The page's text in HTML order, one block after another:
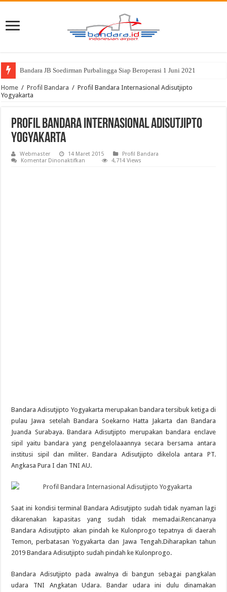
Bandara JB Soedirman Purbalingga Siap Beroperasi 1 Juni 2021
Home / Profil Bandara / Profil Bandara Internasional Adisutjipto
Yogyakarta
Profil Bandara Internasional Adisutjipto
Yogyakarta
Webmaster 14 Maret 2015
Profil Bandara
Komentar Dinonaktifkan
4,714 Views
Bandara Adisutjipto Yogyakarta merupakan bandara tersibuk ketiga di
pulau Jawa setelah Bandara Soekarno Hatta Jakarta dan Bandara
Juanda Surabaya. Bandara Adisutjipto merupakan bandara enclave
sipil yaitu bandara yang pengelolaaannya secara bersama antara
institusi sipil dan militer. Bandara Adisutjipto dikelola antara PT.
Angkasa Pura I dan TNI AU.
Saat ini kondisi terminal Bandara Adisutjipto sudah tidak nyaman lagi
dikarenakan kapasitas yang sudah tidak memadai.Rencananya
Bandara Adisutjipto akan pindah ke Kulonprogo tepatnya di daerah
Temon, perbatasan Yogyakarta dan Jawa Tengah.Diharapkan tahun
2019 Bandara Adisutjipto sudah pindah ke Kulonprogo.
Bandara Adisutjipto pada awalnya di bangun sebagai pangkalan
udara TNI Angkatan Udara. Bandar udara ini dulu dinamakan